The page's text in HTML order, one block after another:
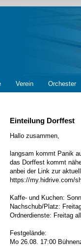
Verein Orchester
Einteilung Dorffest
Hallo zusammen,
langsam kommt Panik
das Dorffest kommt
anbei der Link zur
https://my.hidrive.com/
Kaffe- und Kuchen:
Nachschub/Platz:
Ordnerdienste: Freitag
Festgelände:
Mo 26.08. 17:00